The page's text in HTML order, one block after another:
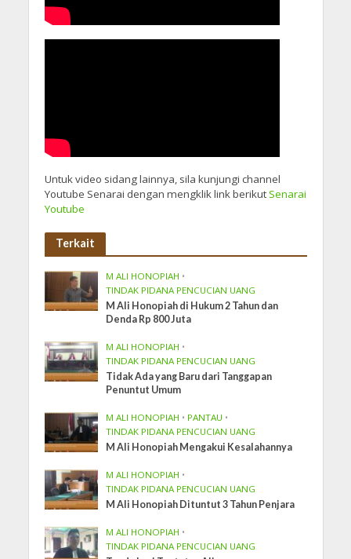
Untuk video sidang lainnya, sila kunjungi channel
Youtube Senarai dengan mengklik link berikutSenarai
Youtube
Terkait
M ALI HONOPIAH •
TINDAK PIDANA PENCUCIAN UANG
M Ali Honopiah di Hukum 2 Tahun dan
Denda Rp 800 Juta
M ALI HONOPIAH •
TINDAK PIDANA PENCUCIAN UANG
Tidak Ada yang Baru dari Tanggapan
Penuntut Umum
M ALI HONOPIAH • PANTAU •
TINDAK PIDANA PENCUCIAN UANG
M Ali Honopiah Mengakui Kesalahannya
M ALI HONOPIAH •
TINDAK PIDANA PENCUCIAN UANG
M Ali Honopiah Dituntut 3 Tahun Penjara
M ALI HONOPIAH •
TINDAK PIDANA PENCUCIAN UANG